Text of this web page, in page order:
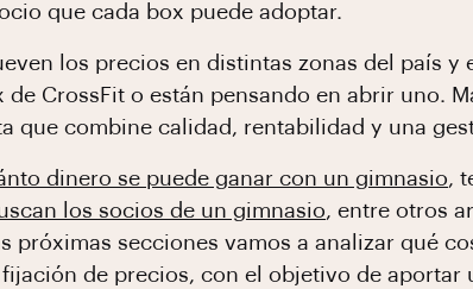
que cada box puede adoptar.
los precios en distintas zonas del país y
CrossFit o están pensando en abrir uno.
que combine calidad, rentabilidad y una
dinero se puede ganar con un gimnasio,
los socios de un gimnasio, entre otros
próximas secciones vamos a analizar qué
de precios, con el objetivo de aportar